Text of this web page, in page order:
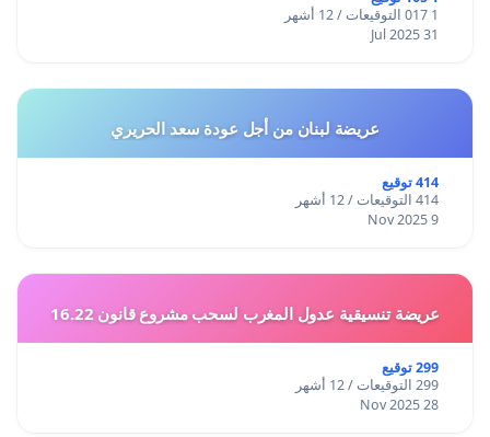
1 017 التوقيعات / 12 أشهر
31 Jul 2025
عريضة لبنان من أجل عودة سعد الحريري
414 توقيع
414 التوقيعات / 12 أشهر
9 Nov 2025
عريضة تنسيقية عدول المغرب لسحب مشروع قانون 16.22
299 توقيع
299 التوقيعات / 12 أشهر
28 Nov 2025